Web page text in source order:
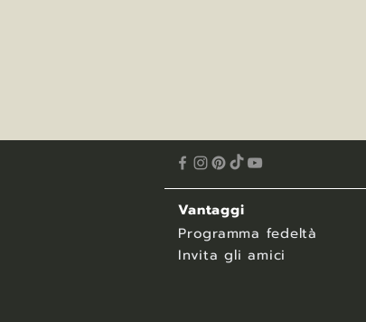
Vantaggi
Programma fedeltà
Invita gli amici